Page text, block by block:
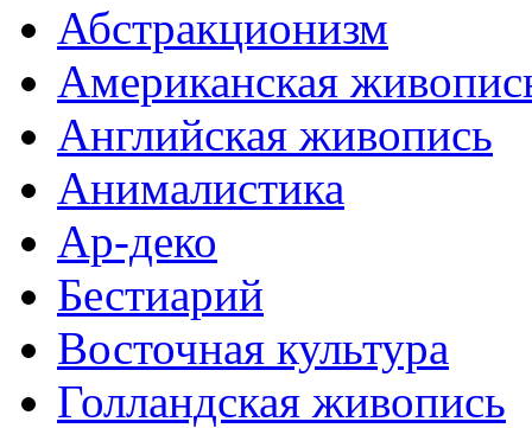
Абстракционизм
Американская
Английская живопись
Анималистика
Ар-деко
Бестиарий
Восточная культура
Голландская живопись